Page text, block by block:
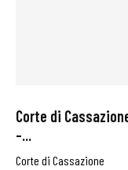
Corte di
–...
Corte di Cassazione